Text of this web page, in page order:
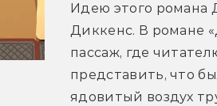
Идею этого романа
Диккенс. В романе
пассаж, где
представить, что
ядовитый воздух